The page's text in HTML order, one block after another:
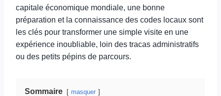
capitale économique mondiale, une bonne
préparation et la connaissance des codes locaux sont
les clés pour transformer une simple visite en une
expérience inoubliable, loin des tracas administratifs
ou des petits pépins de parcours.
Sommaire masquer